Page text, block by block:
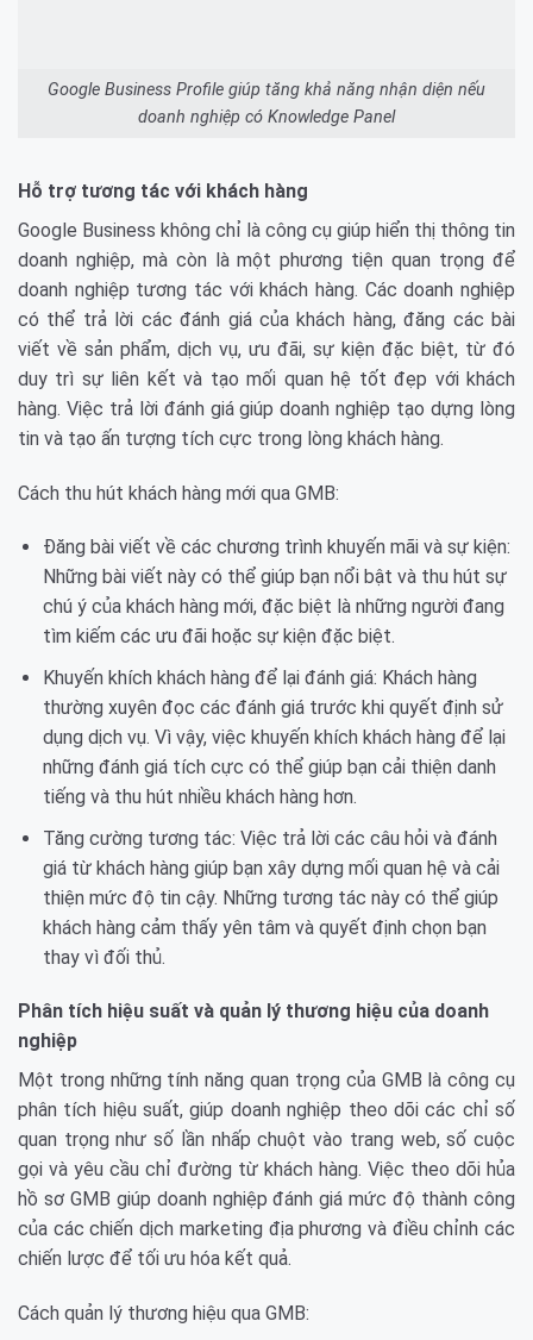
Google Business Profile giúp tăng khả năng nhận diện nếu
doanh nghiệp có Knowledge Panel
Hỗ trợ tương tác với khách hàng
Google Business không chỉ là công cụ giúp hiển thị thông tin
doanh nghiệp, mà còn là một phương tiện quan trọng để
doanh nghiệp tương tác với khách hàng. Các doanh nghiệp
có thể trả lời các đánh giá của khách hàng, đăng các bài
viết về sản phẩm, dịch vụ, ưu đãi, sự kiện đặc biệt, từ đó
duy trì sự liên kết và tạo mối quan hệ tốt đẹp với khách
hàng. Việc trả lời đánh giá giúp doanh nghiệp tạo dựng lòng
tin và tạo ấn tượng tích cực trong lòng khách hàng.
Cách thu hút khách hàng mới qua GMB:
Đăng bài viết về các chương trình khuyến mãi và sự kiện:
Những bài viết này có thể giúp bạn nổi bật và thu hút sự
chú ý của khách hàng mới, đặc biệt là những người đang
tìm kiếm các ưu đãi hoặc sự kiện đặc biệt.
Khuyến khích khách hàng để lại đánh giá: Khách hàng
thường xuyên đọc các đánh giá trước khi quyết định sử
dụng dịch vụ. Vì vậy, việc khuyến khích khách hàng để lại
những đánh giá tích cực có thể giúp bạn cải thiện danh
tiếng và thu hút nhiều khách hàng hơn.
Tăng cường tương tác: Việc trả lời các câu hỏi và đánh
giá từ khách hàng giúp bạn xây dựng mối quan hệ và cải
thiện mức độ tin cậy. Những tương tác này có thể giúp
khách hàng cảm thấy yên tâm và quyết định chọn bạn
thay vì đối thủ.
Phân tích hiệu suất và quản lý thương hiệu của doanh
nghiệp
Một trong những tính năng quan trọng của GMB là công cụ
phân tích hiệu suất, giúp doanh nghiệp theo dõi các chỉ số
quan trọng như số lần nhấp chuột vào trang web, số cuộc
gọi và yêu cầu chỉ đường từ khách hàng. Việc theo dõi hủa
hồ sơ GMB giúp doanh nghiệp đánh giá mức độ thành công
của các chiến dịch marketing địa phương và điều chỉnh các
chiến lược để tối ưu hóa kết quả.
Cách quản lý thương hiệu qua GMB: